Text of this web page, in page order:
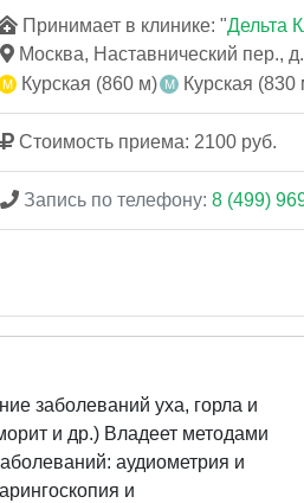
Принимает в клинике: "Дельта
Москва, Наставнический пер.,
Курская (860 м)
Курская (830
Стоимость приема: 2100 руб.
Запись по телефону: 8 (499)
заболеваний уха, горла и
и др.) Владеет методами
аудиометрия и
и